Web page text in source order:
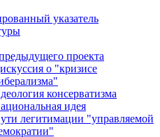
указатель
проекта
о "кризисе
консерватизма
идея
легитимации "управляемой